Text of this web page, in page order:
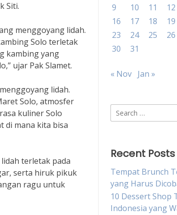
Siti.
menggoyang lidah.
Solo terletak
kambing yang
ujar Pak Slamet.
lidah.
Solo, atmosfer
kuliner Solo
di mana kita bisa
terletak pada
serta hiruk pikuk
ragu untuk
9
10 11 12
16
17 18 19
23
24 25 26
30
31
« Nov Jan »
Search
for:
Recent Posts
Tempat Brunch
yang Harus
10 Dessert Shop
Indonesia yang